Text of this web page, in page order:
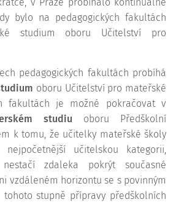
bylo na pedagogických fakultách
studium oboru Učitelství pro
pedagogických fakultách probíhá
oboru Učitelství pro mateřské
fakultách je možné pokračovat v
studiu oboru Předškolní
k tomu, že učitelky mateřské školy
nejpočetnější učitelskou kategorii,
zdaleka pokrýt současné
vzdáleném horizontu se s povinným
tohoto stupně přípravy předškolních